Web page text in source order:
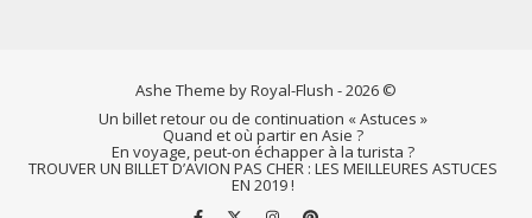
Ashe Theme by Royal-Flush - 2026 ©
Un billet retour ou de continuation « Astuces »
Quand et où partir en Asie ?
En voyage, peut-on échapper à la turista ?
TROUVER UN BILLET D’AVION PAS CHER : LES MEILLEURES ASTUCES
EN 2019 !